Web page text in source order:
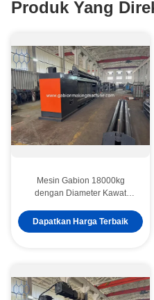
Produk Yang
Mesin Gabion 18000kg
dengan Diameter Kawat
7000-8000m2 per 8 Jam Ideal
untuk Fabrikasi Kawat Jaring
Dapatkan Harga Terbaik